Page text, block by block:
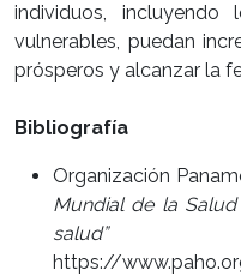
individuos,
vulnerables, puedan
prósperos y alcanzar la
Bibliografía
Organización
Mundial de la Salud
salud”
https://